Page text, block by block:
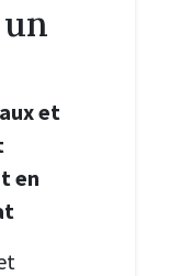
et
en